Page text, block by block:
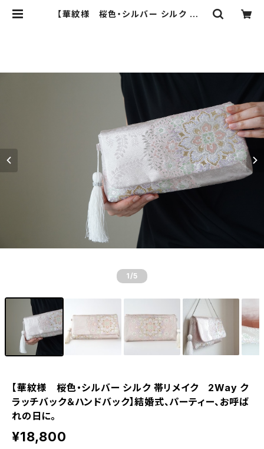
【華紋様 桜色・シルバー シルク 帯リ
バック
1 /5
【華紋様 桜色・シルバー シルク 帯リメイク 2Way ク
ラッチバック＆ハンドバック】結婚式、パーティー、お呼ば
れの日に。
¥18,800